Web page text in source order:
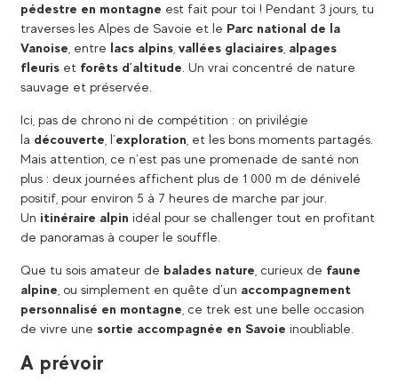
pédestre en montagne est fait pour toi ! Pendant 3 jours, tu
traverses les Alpes de Savoie et le Parc national de la
Vanoise, entre lacs alpins, vallées glaciaires, alpages
fleuris et forêts d’altitude. Un vrai concentré de nature
sauvage et préservée.
Ici, pas de chrono ni de compétition : on privilégie
la découverte, l’exploration, et les bons moments partagés.
Mais attention, ce n’est pas une promenade de santé non
plus : deux journées affichent plus de 1 000 m de dénivelé
positif, pour environ 5 à 7 heures de marche par jour.
Un itinéraire alpin idéal pour se challenger tout en profitant
de panoramas à couper le souffle.
Que tu sois amateur de balades nature, curieux de faune
alpine, ou simplement en quête d’un accompagnement
personnalisé en montagne, ce trek est une belle occasion
de vivre une sortie accompagnée en Savoie inoubliable.
A prévoir